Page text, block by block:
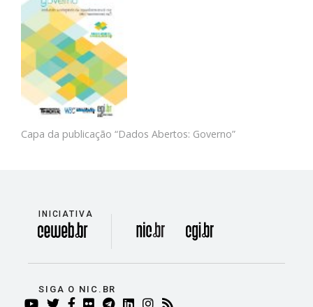
Capa da publicação “Dados Abertos: Governo”
INICIATIVA
divisão
SIGA O NIC.BR
YOUTUBE
TWITTER
FACEBOOK
FLICKR
TELEGRAM
LINKEDIN
INSTAGRAM